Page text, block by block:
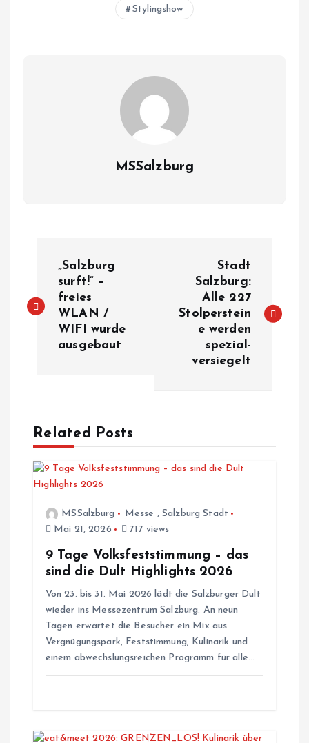
Stylingshow
MSSalzburg
i
a
g
s
t
„Salzburg
surft!“ –
freies
WLAN /
WIFI wurde
ausgebaut
Stadt
Salzburg:
Alle 227
Stolperstein
e werden
spezial-
versiegelt
Related Posts
MSSalzburg Messe , Salzburg Stadt
Mai 21, 2026
717 views
9 Tage Volksfeststimmung – das
sind die Dult Highlights 2026
Von 23. bis 31. Mai 2026 lädt die Salzburger Dult
wieder ins Messezentrum Salzburg. An neun
Tagen erwartet die Besucher ein Mix aus
Vergnügungspark, Feststimmung, Kulinarik und
einem abwechslungsreichen Programm für alle…